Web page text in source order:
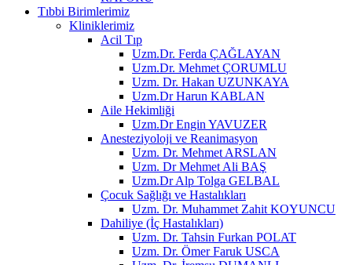
Tıbbi Birimlerimiz
Kliniklerimiz
Acil Tıp
Uzm.Dr. Ferda ÇAĞLAYAN
Uzm.Dr. Mehmet ÇORUMLU
Uzm. Dr. Hakan UZUNKAYA
Uzm.Dr Harun KABLAN
Aile Hekimliği
Uzm.Dr Engin YAVUZER
Anesteziyoloji ve Reanimasyon
Uzm. Dr. Mehmet ARSLAN
Uzm. Dr Mehmet Ali BAŞ
Uzm.Dr Alp Tolga GELBAL
Çocuk Sağlığı ve Hastalıkları
Uzm. Dr. Muhammet Zahit KOYUNCU
Dahiliye (İç Hastalıkları)
Uzm. Dr. Tahsin Furkan POLAT
Uzm. Dr. Ömer Faruk USCA